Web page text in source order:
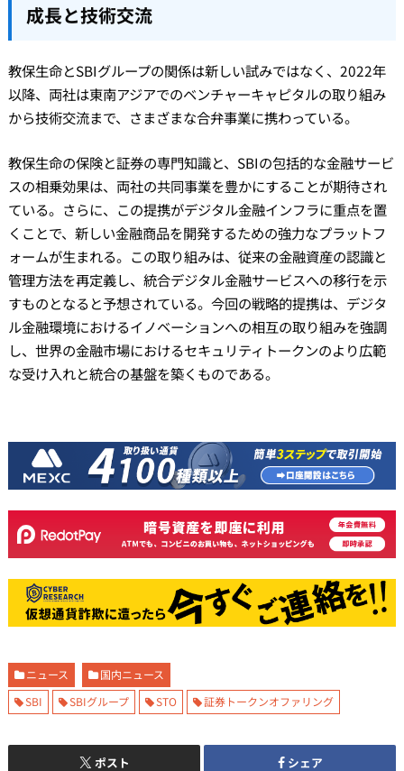
成長と技術交流
教保生命とSBIグループの関係は新しい試みではなく、2022年
以降、両社は東南アジアでのベンチャーキャピタルの取り組み
から技術交流まで、さまざまな合弁事業に携わっている。
教保生命の保険と証券の専門知識と、SBIの包括的な金融サービ
スの相乗効果は、両社の共同事業を豊かにすることが期待され
ている。さらに、この提携がデジタル金融インフラに重点を置
くことで、新しい金融商品を開発するための強力なプラットフ
ォームが生まれる。この取り組みは、従来の金融資産の認識と
管理方法を再定義し、統合デジタル金融サービスへの移行を示
すものとなると予想されている。今回の戦略的提携は、デジタ
ル金融環境におけるイノベーションへの相互の取り組みを強調
し、世界の金融市場におけるセキュリティトークンのより広範
な受け入れと統合の基盤を築くものである。
ニュース
国内ニュース
SBI
SBIグループ STO 証券トークンオファリング
ポスト シェア